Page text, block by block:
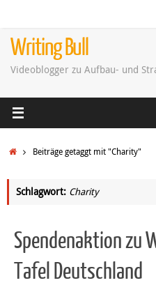
Writing Bull
Videoblogger zu Aufbau- und
Startseite
Beiträge getaggt mit "Charity"
Schlagwort: Charity
Spendenaktion zu
Tafel Deutschland